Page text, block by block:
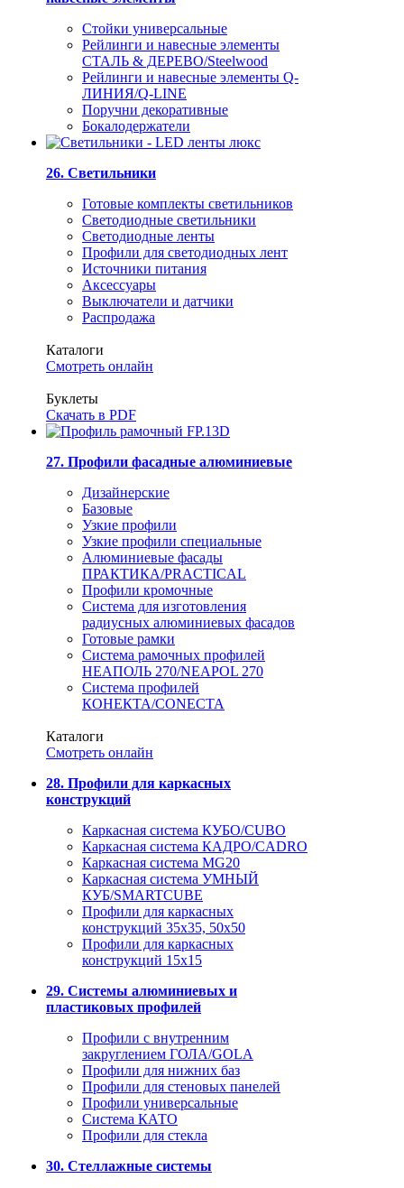
Стойки универсальные
Рейлинги и навесные элементы
СТАЛЬ & ДЕРЕВО/Steelwood
Рейлинги и навесные элементы Q-
ЛИНИЯ/Q-LINE
Поручни декоративные
Бокалодержатели
26. Светильники
Готовые комплекты светильников
Светодиодные светильники
Светодиодные ленты
Профили для светодиодных лент
Источники питания
Аксессуары
Выключатели и датчики
Распродажа
Каталоги
Смотреть онлайн
Буклеты
Скачать в PDF
27. Профили фасадные алюминиевые
Дизайнерские
Базовые
Узкие профили
Узкие профили специальные
Алюминиевые фасады
ПРАКТИКА/PRACTICAL
Профили кромочные
Система для изготовления
радиусных алюминиевых фасадов
Готовые рамки
Система рамочных профилей
НЕАПОЛЬ 270/NEAPOL 270
Система профилей
КОНЕКТА/CONECTA
Каталоги
Смотреть онлайн
28. Профили для каркасных
конструкций
Каркасная система КУБО/CUBO
Каркасная система КАДРО/CADRO
Каркасная система MG20
Каркасная система УМНЫЙ
КУБ/SMARTCUBE
Профили для каркасных
конструкций 35x35, 50x50
Профили для каркасных
конструкций 15х15
29. Системы алюминиевых и
пластиковых профилей
Профили с внутренним
закруглением ГОЛА/GOLA
Профили для нижних баз
Профили для стеновых панелей
Профили универсальные
Система КАТО
Профили для стекла
30. Стеллажные системы